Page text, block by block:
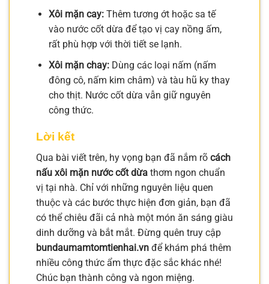
Xôi mặn cay:Thêm tương ớt hoặc sa tế
vào nước cốt dừa để tạo vị cay nồng ấm,
rất phù hợp với thời tiết se lạnh.
Xôi mặn chay:Dùng các loại nấm (nấm
đông cô, nấm kim châm) và tàu hũ ky thay
cho thịt. Nước cốt dừa vẫn giữ nguyên
công thức.
Lời kết
Qua bài viết trên, hy vọng bạn đã nắm rõ cách
nấu xôi mặn nước cốt dừa thơm ngon chuẩn
vị tại nhà. Chỉ với những nguyên liệu quen
thuộc và các bước thực hiện đơn giản, bạn đã
có thể chiêu đãi cả nhà một món ăn sáng giàu
dinh dưỡng và bắt mắt. Đừng quên truy cập
bundaumamtomtienhai.vn để khám phá thêm
nhiều công thức ẩm thực đặc sắc khác nhé!
Chúc bạn thành công và ngon miệng.